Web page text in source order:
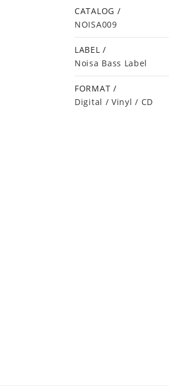
CATALOG /
NOISA009
LABEL /
Noisa Bass Label
FORMAT /
Digital / Vinyl / CD